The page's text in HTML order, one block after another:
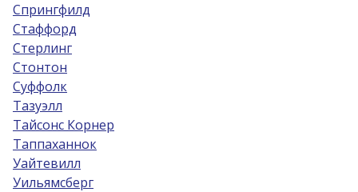
Спрингфилд
Стаффорд
Стерлинг
Стонтон
Суффолк
Тазуэлл
Тайсонс Корнер
Таппаханнок
Уайтевилл
Уильямсберг